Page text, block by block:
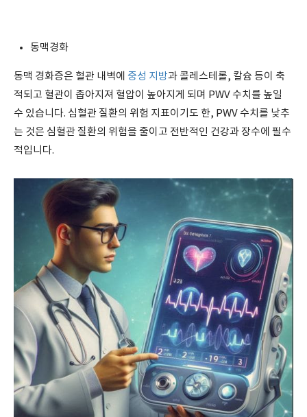
동맥경화
동맥 경화증은 혈관 내벽에 중성 지방과 콜레스테롤, 칼슘 등이 축
적되고 혈관이 좁아지져 혈압이 높아지게 되며 PWV 수치를 높일
수 있습니다. 심혈관 질환의 위험 지표이기도 한, PWV 수치를 낮추
는 것은 심혈관 질환의 위험을 줄이고 전반적인 건강과 장수에 필수
적입니다.